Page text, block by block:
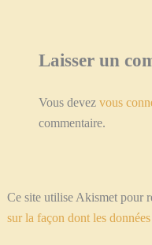
Laisser un
Vous devez vous
commentaire.
Ce site utilise Akismet pour
sur la façon dont les